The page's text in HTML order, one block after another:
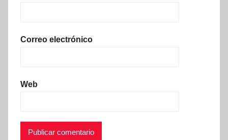
Correo electrónico
Web